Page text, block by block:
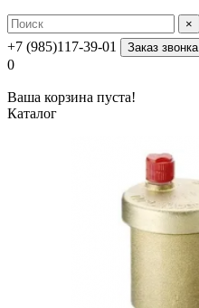
×
+7 (985)117-39-01 Заказ звонка
0
Ваша корзина пуста!
Каталог